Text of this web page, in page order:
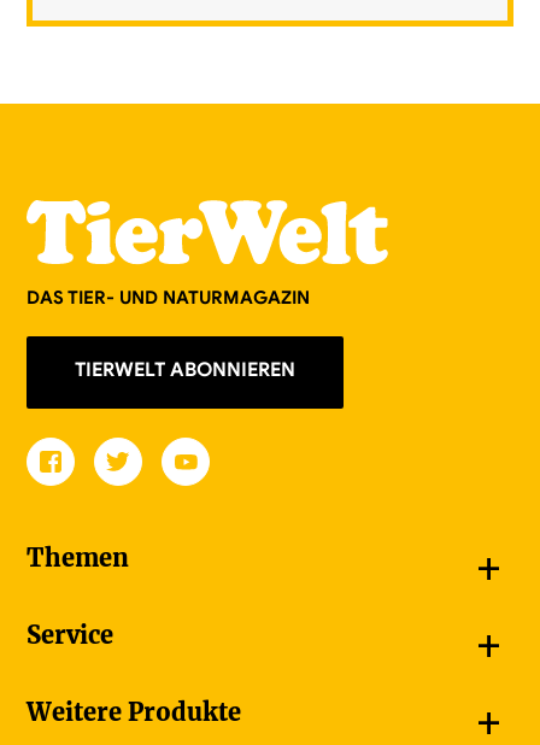
DAS TIER- UND NATURMAGAZIN
TIERWELT ABONNIEREN
Themen +
Goldener Schmetterling
Unsere Videos
Service +
Adressänderung melden
Weitere Produkte +